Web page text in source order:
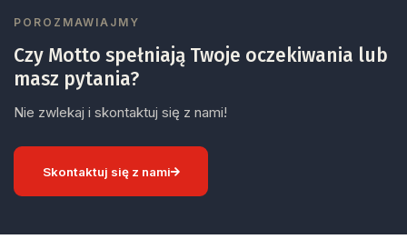
POROZMAWIAJMY
Czy Motto spełniają Twoje oczekiwania lub
masz pytania?
Nie zwlekaj i skontaktuj się z nami!
Skontaktuj się z nami